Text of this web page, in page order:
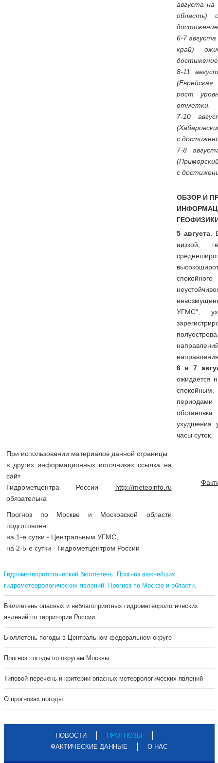
августа на
область)
6-7 августа
край)
8-11
рост
отметки.
7-10
с
7-8
с
ОБЗОР И
5 августа.
низкой,
УГМС",
6 и 7
ожидается
спокойным,
ухудшения
часы суток.
При использовании материалов данной страницы
в других информационных источниках ссылка на
сайт
Гидрометцентра России http://meteoinfo.ru
обязательна
Прогноз по Москве и Московской области
подготовлен:
на 1-е сутки - Центральным УГМС,
на 2-5-е сутки - Гидрометцентром России
Гидрометеорологический бюллетень: Прогноз важнейших
гидрометеорологических явлений. Прогноз по Москве и области.
Бюллетень опасных и неблагоприятных гидрометеорологических
явлений по территории России
Бюллетень погоды в Центральном федеральном округе
Прогноз погоды по округам Москвы
Типовой перечень и критерии опасных метеорологических явлений
О прогнозах погоды
НОВОСТИ
ПРОГНОЗЫ
ФАКТИЧЕСКИЕ ДАННЫЕ
О НАС